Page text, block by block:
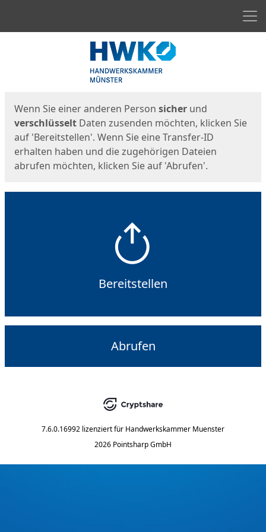
Wenn Sie einer anderen Person sicher und
verschlüsselt Daten zusenden möchten, klicken Sie
auf 'Bereitstellen'. Wenn Sie eine Transfer-ID
erhalten haben und die zugehörigen Dateien
abrufen möchten, klicken Sie auf 'Abrufen'.
Bereitstellen
Abrufen
7.6.0.16992 lizenziert für Handwerkskammer Muenster
2026 Pointsharp GmbH